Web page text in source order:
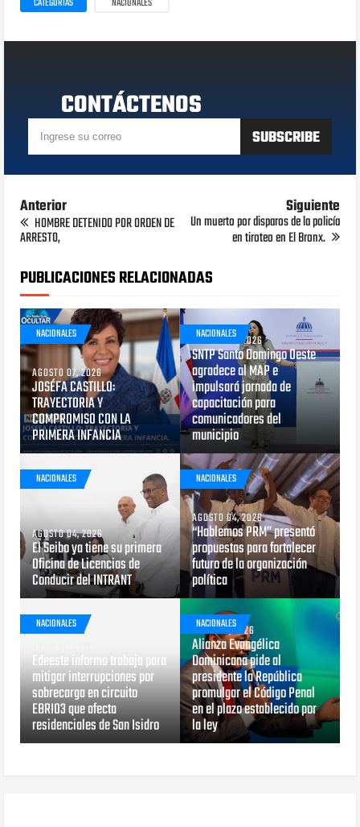
CONTÁCTENOS
Anterior
HOMBRE DETENIDO POR ORDEN DE
ARRESTO,
Siguiente
Un muerto por disparos de la policía
en tiroteo en El Bronx.
PUBLICACIONES RELACIONADAS
NACIONALES
AGOSTO 07, 2026
JOSÉFA CASTILLO:
TRAYECTORIA Y
COMPROMISO CON LA
PRIMERA INFANCIA
NACIONALES
AGOSTO 05, 2026
SNTP Santo Domingo Oeste
agradece al MAP e
impulsará jornada de
capacitación para
comunicadores del
municipio
NACIONALES
AGOSTO 04, 2026
El Seibo ya tiene su primera
Oficina de Licencias de
Conducir del INTRANT
NACIONALES
AGOSTO 04, 2026
“Hablemos PRM” presentó
propuestas para fortalecer
futuro de la organización
política
NACIONALES
Edeeste informa trabaja para
mitigar interrupciones por
sobrecarga en circuito
EBRI03 que afecta
residenciales de San Isidro
NACIONALES
JULIO 29, 2026
Alianza Evangélica
Dominicana pide al
presidente la República
promulgar el Código Penal
en el plazo establecido por
la ley